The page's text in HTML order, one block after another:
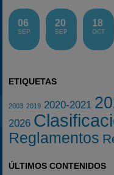
06
SEP
20
SEP
18
OCT
ETIQUETAS
2003 2019 2020-2021
2026
Reglamentos
ÚLTIMOS CONTENIDOS